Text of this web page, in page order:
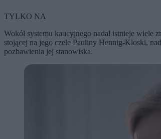
TYLKO NA
Wokół systemu kaucyjnego nadal istnieje
stojącej na jego czele Pauliny Hennig-Kloski,
pozbawienia jej stanowiska.